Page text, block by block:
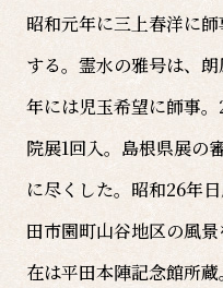
昭和元年に三上春洋に
する。霊水の雅号は、
年には児玉希望に師事。
院展1回入。島根県展の
に尽くした。昭和26年
田市園町山谷地区の風
在は平田本陣記念館所蔵。